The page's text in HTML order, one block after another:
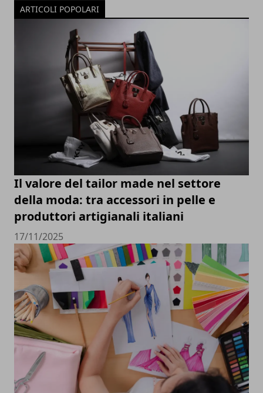
ARTICOLI POPOLARI
Il valore del tailor made nel settore
della moda: tra accessori in pelle e
produttori artigianali italiani
17/11/2025